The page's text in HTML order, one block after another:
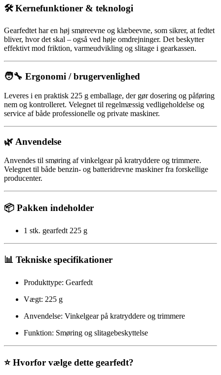
🛠️ Kernefunktioner & teknologi
Gearfedtet har en høj smøreevne og klæbeevne, som sikrer, at fedtet
bliver, hvor det skal – også ved høje omdrejninger. Det beskytter
effektivt mod friktion, varmeudvikling og slitage i gearkassen.
🧑‍🔧 Ergonomi / brugervenlighed
Leveres i en praktisk 225 g emballage, der gør dosering og påføring
nem og kontrolleret. Velegnet til regelmæssig vedligeholdelse og
service af både professionelle og private maskiner.
🌿 Anvendelse
Anvendes til smøring af vinkelgear på kratryddere og trimmere.
Velegnet til både benzin- og batteridrevne maskiner fra forskellige
producenter.
📦 Pakken indeholder
1 stk. gearfedt 225 g
📊 Tekniske specifikationer
Produkttype: Gearfedt
Vægt: 225 g
Anvendelse: Vinkelgear på kratryddere og trimmere
Funktion: Smøring og slitagebeskyttelse
⭐ Hvorfor vælge dette gearfedt?